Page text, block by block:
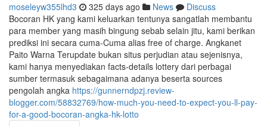
moseleyw355lhd3 325 days ago News
Discuss
Bocoran HK yang kami keluarkan tentunya sangatlah membantu
para member yang masih bingung sebab selain jitu, kami berikan
prediksi ini secara cuma-Cuma alias free of charge. Angkanet
Paito Warna Terupdate bukan situs perjudian atau sejenisnya,
kami hanya menyediakan facts-details lottery dari perbagai
sumber termasuk sebagaimana adanya beserta sources
pengolah angka https://gunnerndpzj.review-
blogger.com/58832769/how-much-you-need-to-expect-you-ll-pay-
for-a-good-bocoran-angka-hk-lotto